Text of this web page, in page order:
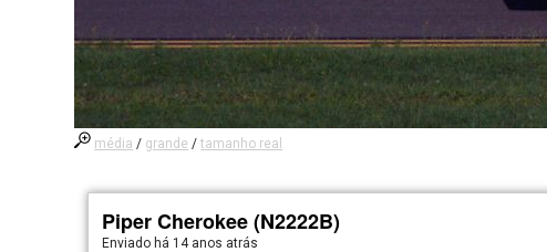
média / grande /tamanho real
Piper Cherokee (N2222B)
Enviado há 14 anos atrás